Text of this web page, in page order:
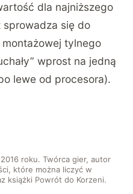
dla najniższego
sprowadza się do
tylnego
wprost na jedną
lewe od procesora).
roku. Twórca gier, autor
które można liczyć w
książki Powrót do Korzeni.